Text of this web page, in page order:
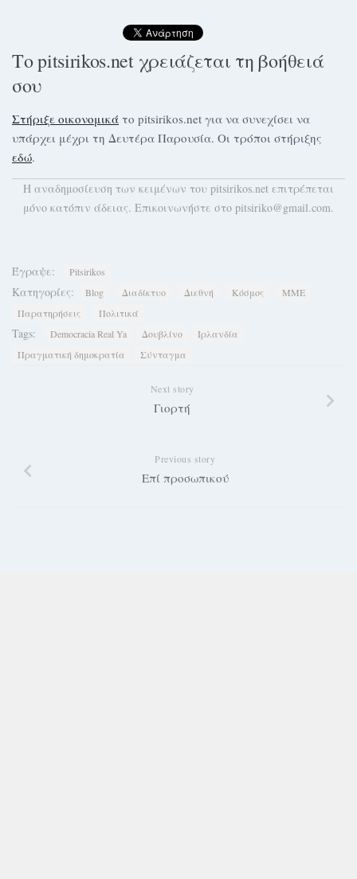
Το pitsirikos.net χρειάζεται τη βοήθειά
σου
Στήριξε οικονομικά το pitsirikos.net για να συνεχίσει να
υπάρχει μέχρι τη Δευτέρα Παρουσία. Οι τρόποι στήριξης
εδώ.
H αναδημοσίευση των κειμένων του pitsirikos.net επιτρέπεται
μόνο κατόπιν άδειας. Επικοινωνήστε στο pitsiriko@gmail.com.
Έγραψε: Pitsirikos
Κατηγορίες: Blog Διαδίκτυο Διεθνή Κόσμος
ΜΜΕ
Παρατηρήσεις
Πολιτικά
Tags: Democracia Real Ya Δουβλίνο
Ιρλανδία
Πραγματική δημοκρατία
Σύνταγμα
Next story
Γιορτή
Previous story
Επί προσωπικού